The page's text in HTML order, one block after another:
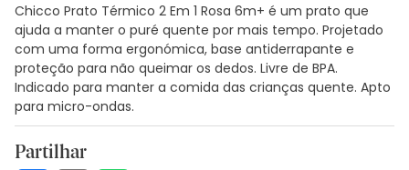
Chicco Prato Térmico 2 Em 1 Rosa 6m+ é um prato que
ajuda a manter o puré quente por mais tempo. Projetado
com uma forma ergonómica, base antiderrapante e
proteção para não queimar os dedos. Livre de BPA.
Indicado para manter a comida das crianças quente. Apto
para micro-ondas.
Partilhar